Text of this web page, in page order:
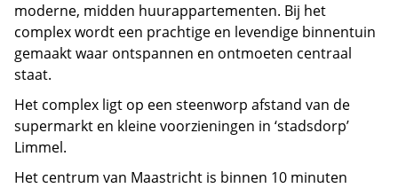
moderne, midden huurappartementen. Bij het
complex wordt een prachtige en levendige binnentuin
gemaakt waar ontspannen en ontmoeten centraal
staat.
Het complex ligt op een steenworp afstand van de
supermarkt en kleine voorzieningen in ‘stadsdorp’
Limmel.
Het centrum van Maastricht is binnen 10 minuten